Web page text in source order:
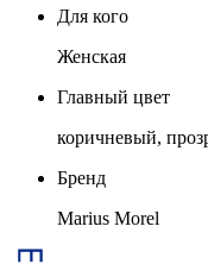
Для кого
Женская
Главный цвет
коричневый,
Бренд
Marius Morel